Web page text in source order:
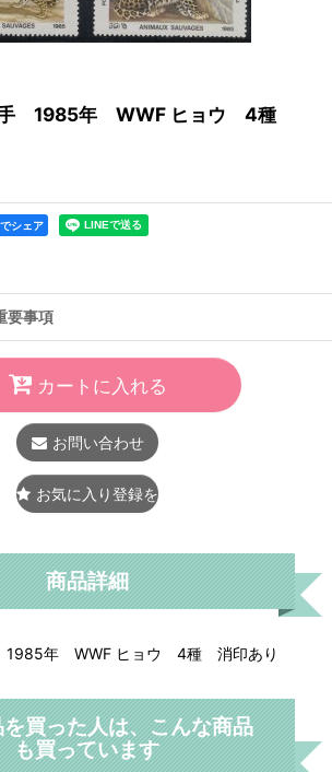
手 1985年 WWF ヒョウ 4種
シェア
要事項
カートに入れる
お問い合わせ
お気に入り登録をする
商品詳細
1985年 WWF ヒョウ 4種 消印あり
を買った人は、こんな商品
も買っています